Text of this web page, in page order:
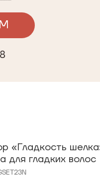
«Гладкость
для гладких волос